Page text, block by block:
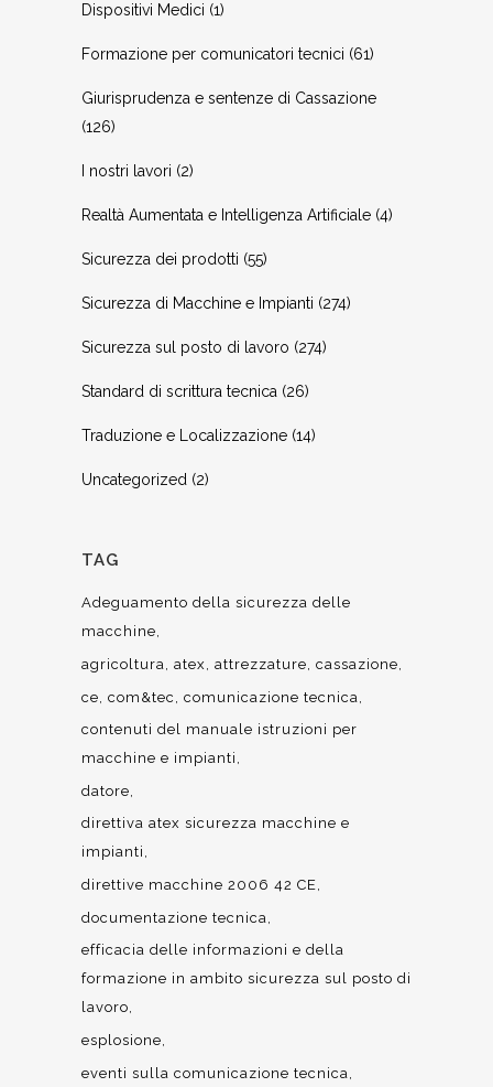
Dispositivi Medici (1)
Formazione per comunicatori tecnici (61)
Giurisprudenza e sentenze di Cassazione
(126)
I nostri lavori (2)
Realtà Aumentata e Intelligenza Artificiale (4)
Sicurezza dei prodotti (55)
Sicurezza di Macchine e Impianti (274)
Sicurezza sul posto di lavoro (274)
Standard di scrittura tecnica (26)
Traduzione e Localizzazione (14)
Uncategorized (2)
TAG
Adeguamento della sicurezza delle
macchine
agricoltura atex attrezzature cassazione
ce com&tec
comunicazione tecnica
contenuti del manuale istruzioni per
macchine e impianti
datore
direttiva atex sicurezza macchine e
impianti
direttive macchine 2006 42 CE
documentazione tecnica
efficacia delle informazioni e della
formazione in ambito sicurezza sul posto di
lavoro
esplosione
eventi sulla comunicazione tecnica